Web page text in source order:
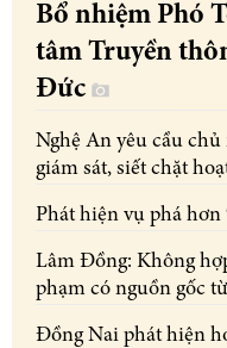
Bổ nhiệm Phó
tâm Truyền
Đức
Nghệ An yêu cầu
giám sát, siết chặt
Lâm Đồng: Không
phạm có nguồn gốc
Đồng Nai phát hiện